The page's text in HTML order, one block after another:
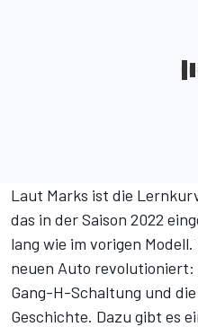
Laut Marks ist die
das in der Saison 2022
lang wie im vorigen
neuen Auto
Gang-H-Schaltung und
Geschichte. Dazu gibt es